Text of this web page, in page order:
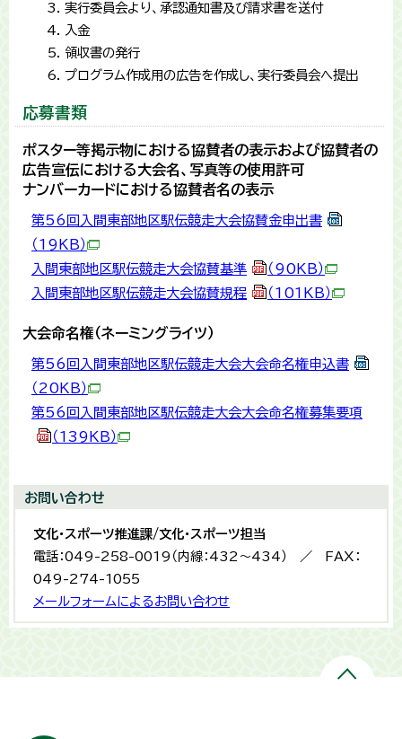
実行委員会より、承認通知書及び請求書を送付
入金
領収書の発行
プログラム作成用の広告を作成し、実行委員会へ提出
応募書類
ポスター等掲示物における協賛者の表示および協賛者の
広告宣伝における大会名、写真等の使用許可
ナンバーカードにおける協賛者名の表示
第56回入間東部地区駅伝競走大会協賛金申出書
（19KB）
入間東部地区駅伝競走大会協賛基準
（90KB）
入間東部地区駅伝競走大会協賛規程
（101KB）
大会命名権（ネーミングライツ）
第56回入間東部地区駅伝競走大会大会命名権申込書
（20KB）
第56回入間東部地区駅伝競走大会大会命名権募集要項
（139KB）
お問い合わせ
文化・スポーツ推進課/文化・スポーツ担当
電話：049-258-0019（内線：432〜434） ／ FAX：
049-274-1055
メールフォームによるお問い合わせ